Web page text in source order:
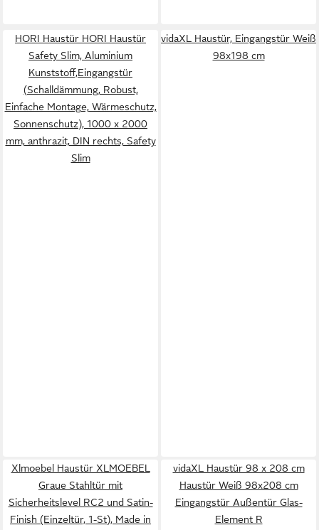
HORI Haustür HORI Haustür
Safety Slim, Aluminium
Kunststoff,Eingangstür
(Schalldämmung, Robust,
Einfache Montage, Wärmeschutz,
Sonnenschutz), 1000 x 2000
mm, anthrazit, DIN rechts, Safety
Slim
vidaXL Haustür, Eingangstür Weiß
98x198 cm
Xlmoebel Haustür XLMOEBEL
Graue Stahltür mit
Sicherheitslevel RC2 und Satin-
Finish (Einzeltür, 1-St), Made in
vidaXL Haustür 98 x 208 cm
Haustür Weiß 98x208 cm
Eingangstür Außentür Glas-
Element R